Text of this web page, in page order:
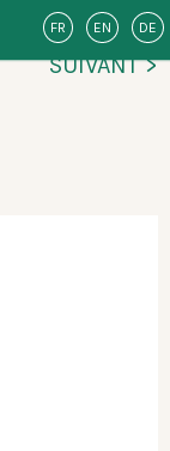
FR EN DE
SUIVANT >